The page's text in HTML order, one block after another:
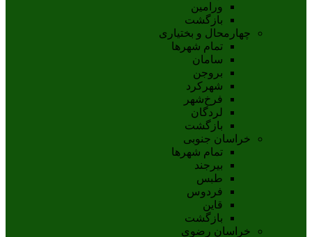
ورامین
بازگشت
چهارمحال و بختیاری
تمام شهر‌ها
سامان
بروجن
شهرکرد
فرخ‌شهر
لردگان
بازگشت
خراسان جنوبی
تمام شهر‌ها
بيرجند
طبس
فردوس
قاين
بازگشت
خراسان رضوی